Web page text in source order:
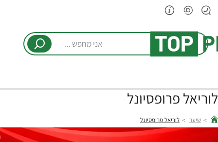
מחפש
לוריאל פרופסיונל
home
שיער לוריאל פרופסיונל